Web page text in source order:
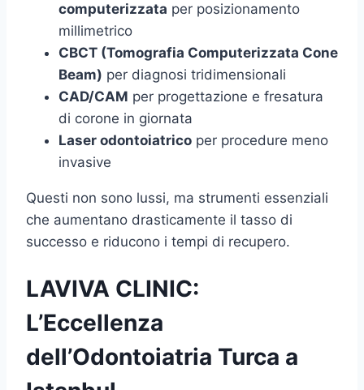
computerizzata per posizionamento
millimetrico
CBCT (Tomografia Computerizzata Cone
Beam) per diagnosi tridimensionali
CAD/CAM per progettazione e fresatura
di corone in giornata
Laser odontoiatrico per procedure meno
invasive
Questi non sono lussi, ma strumenti essenziali
che aumentano drasticamente il tasso di
successo e riducono i tempi di recupero.
LAVIVA CLINIC:
L’Eccellenza
dell’Odontoiatria Turca a